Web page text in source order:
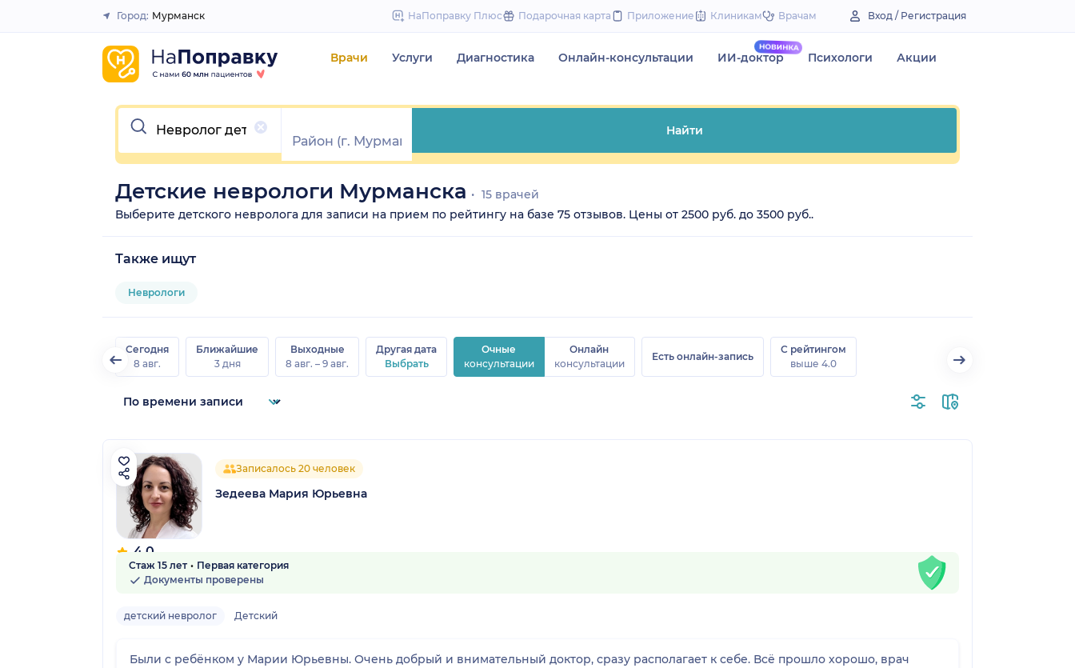
to
Закрыть
Город: Мурманск НаПоправку Плюс Подарочная карта Приложение Клиникам Врачам Вход / Регистрация
Врачи Услуги Диагностика Онлайн-консультации ИИ-доктор Психологи Акции
Очистить
Найти
Детские неврологи Мурманска
15 врачей
Выберите детского невролога для записи на прием по рейтингу на базе 75 отзывов. Цены от 2500 руб. до 3500 руб..
Также ищут
Неврологи
Сегодня
8 авг.
Ближайшие
3 дня
Выходные
8 авг. – 9 авг.
Другая дата
Выбрать
Очные
консультации
Онлайн
консультации
Есть онлайн-запись
С рейтингом
выше 4.0
4.0
5 отзывов
Записалось 20 человек
Зедеева Мария Юрьевна
Стаж 15 лет
Первая категория
Документы проверены
детский невролог Детский
Были с ребёнком у Марии Юрьевны. Очень добрый и внимательный доктор, сразу располагает к себе. Всё прошло хорошо, врач